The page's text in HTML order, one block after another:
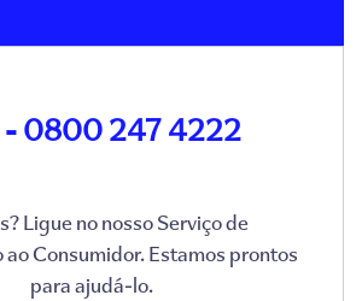
- 0800 247 4222
Ligue no nosso Serviço de
Consumidor. Estamos prontos
para ajudá-lo.